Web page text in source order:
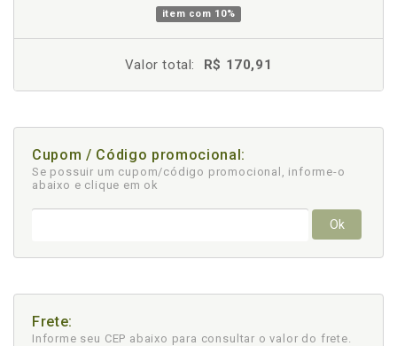
item com 10%
Valor total: R$ 170,91
Cupom / Código promocional:
Se possuir um cupom/código promocional, informe-o
abaixo e clique em ok
Ok
Frete:
Informe seu CEP abaixo para consultar o valor do frete.